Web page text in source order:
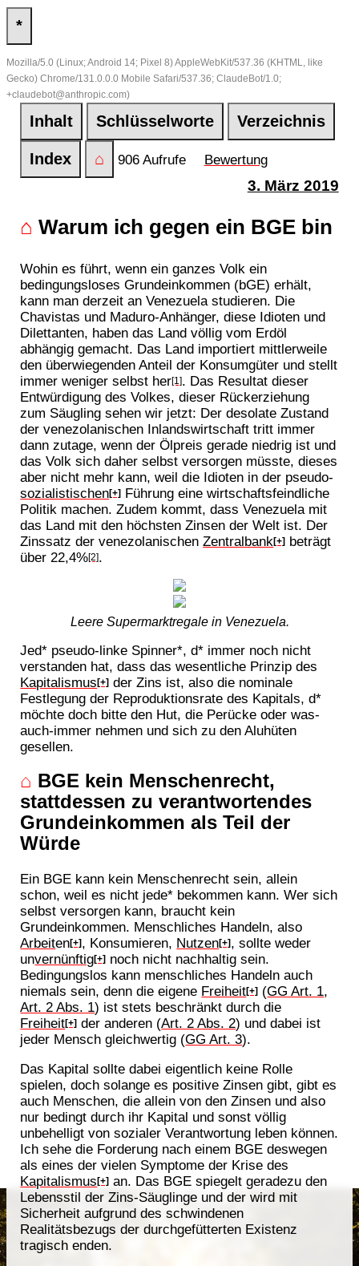
*
Mozilla/5.0 (Linux; Android 14; Pixel 8) AppleWebKit/537.36 (KHTML, like
Gecko) Chrome/131.0.0.0 Mobile Safari/537.36; ClaudeBot/1.0;
+claudebot@anthropic.com)
Inhalt Schlüsselworte Verzeichnis
Index ⌂ 906 Aufrufe Bewertung
3. März 2019
⌂ Warum ich gegen ein BGE bin
Wohin es führt, wenn ein ganzes Volk ein
bedingungsloses Grundeinkommen (bGE) erhält,
kann man derzeit an Venezuela studieren. Die
Chavistas und Maduro-Anhänger, diese Idioten und
Dilettanten, haben das Land völlig vom Erdöl
abhängig gemacht. Das Land importiert mittlerweile
den überwiegenden Anteil der Konsumgüter und stellt
immer weniger selbst her[1]. Das Resultat dieser
Entwürdigung des Volkes, dieser Rückerziehung
zum Säugling sehen wir jetzt: Der desolate Zustand
der venezolanischen Inlandswirtschaft tritt immer
dann zutage, wenn der Ölpreis gerade niedrig ist und
das Volk sich daher selbst versorgen müsste, dieses
aber nicht mehr kann, weil die Idioten in der pseudo-
sozialistischen[+] Führung eine wirtschaftsfeindliche
Politik machen. Zudem kommt, dass Venezuela mit
das Land mit den höchsten Zinsen der Welt ist. Der
Zinssatz der venezolanischenZentralbank[+] beträgt
über 22,4%[2].
Leere Supermarktregale in Venezuela.
Jed* pseudo-linke Spinner*, d* immer noch nicht
verstanden hat, dass das wesentliche Prinzip des
Kapitalismus[+] der Zins ist, also die nominale
Festlegung der Reproduktionsrate des Kapitals, d*
möchte doch bitte den Hut, die Perücke oder was-
auch-immer nehmen und sich zu den Aluhüten
gesellen.
⌂ BGE kein Menschenrecht,
stattdessen zu verantwortendes
Grundeinkommen als Teil der
Würde
Ein BGE kann kein Menschenrecht sein, allein
schon, weil es nicht jede* bekommen kann. Wer sich
selbst versorgen kann, braucht kein
Grundeinkommen. Menschliches Handeln, also
Arbeiten[+], Konsumieren, Nutzen[+], sollte weder
unvernünftig[+] noch nicht nachhaltig sein.
Bedingungslos kann menschliches Handeln auch
niemals sein, denn die eigene Freiheit[+] (GG Art. 1,
Art. 2 Abs. 1) ist stets beschränkt durch die
Freiheit[+] der anderen (Art. 2 Abs. 2) und dabei ist
jeder Mensch gleichwertig (GG Art. 3).
Das Kapital sollte dabei eigentlich keine Rolle
spielen, doch solange es positive Zinsen gibt, gibt es
auch Menschen, die allein von den Zinsen und also
nur bedingt durch ihr Kapital und sonst völlig
unbehelligt von sozialer Verantwortung leben können.
Ich sehe die Forderung nach einem BGE deswegen
als eines der vielen Symptome der Krise des
Kapitalismus[+] an. Das BGE spiegelt geradezu den
Lebensstil der Zins-Säuglinge und der wird mit
Sicherheit aufgrund des schwindenen
Realitätsbezugs der durchgefütterten Existenz
tragisch enden.